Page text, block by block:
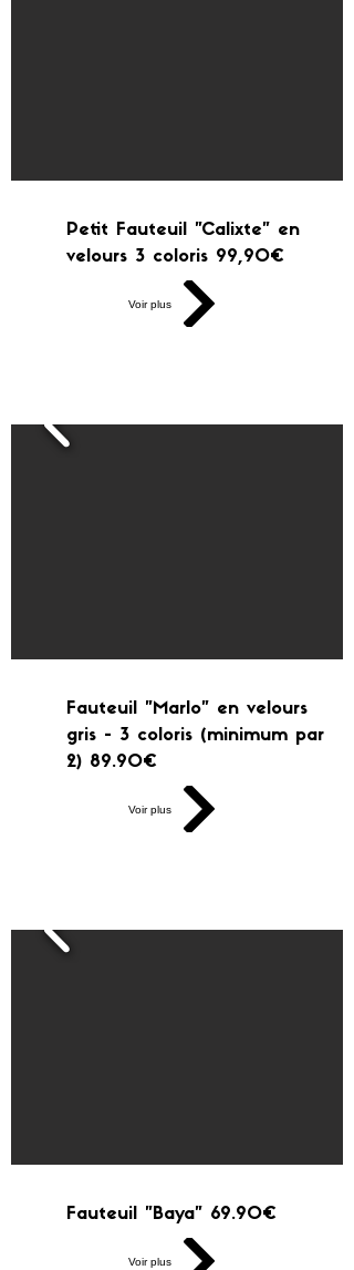
Petit Fauteuil "Calixte" en
velours 3 coloris 99,90€
Voir plus
Fauteuil "Marlo" en velours
gris - 3 coloris (minimum par
2) 89.90€
Voir plus
Fauteuil "Baya" 69.90€
Voir plus